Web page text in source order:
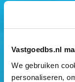
Vastgoedbs.nl
We gebruiken
personaliseren,
en mij te